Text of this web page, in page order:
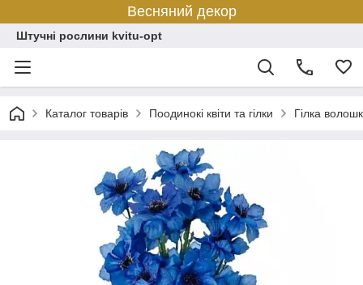
Весняний декор
Штучні рослини kvitu-opt
Каталог товарів Поодинокі квіти та гілки Гілка